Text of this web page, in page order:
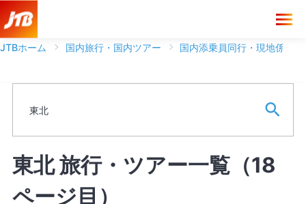
JTBホーム 国内旅行・国内ツアー 国内添乗員同行・現地係員
東北
ブランド
フリーワード
※ワードは一語まで、スペースがある場合は文字として認識しま
す。
東北 旅行・ツアー一覧（18
ページ目）